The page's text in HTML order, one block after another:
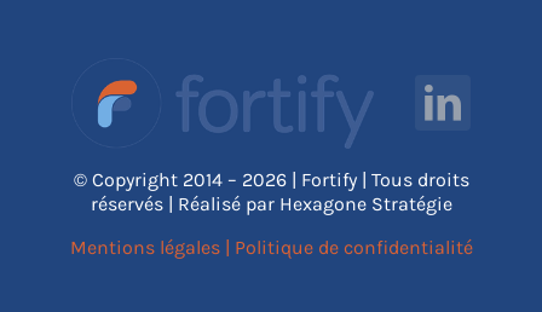
© Copyright 2014 – 2026 | Fortify | Tous droits
réservés | Réalisé par Hexagone Stratégie
Mentions légales| Politique de confidentialité